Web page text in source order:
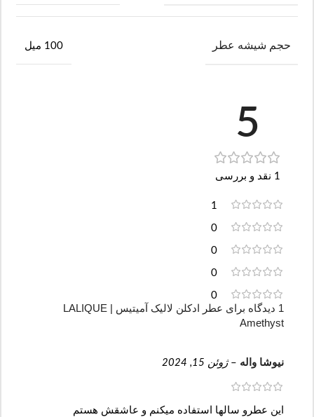
حجم شیشه عطر 100 میل
5
1 نقد و بررسی
1
0
0
0
0
1 دیدگاه برای
عطر ادکلن لالیک آمیتیس | LALIQUE
Amethyst
نیوشا واله – ژوئن 15, 2024
این عطرو سالها استفاده میکنم و عاشقش هستم